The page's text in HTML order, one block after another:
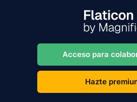
Acceso para
Hazte